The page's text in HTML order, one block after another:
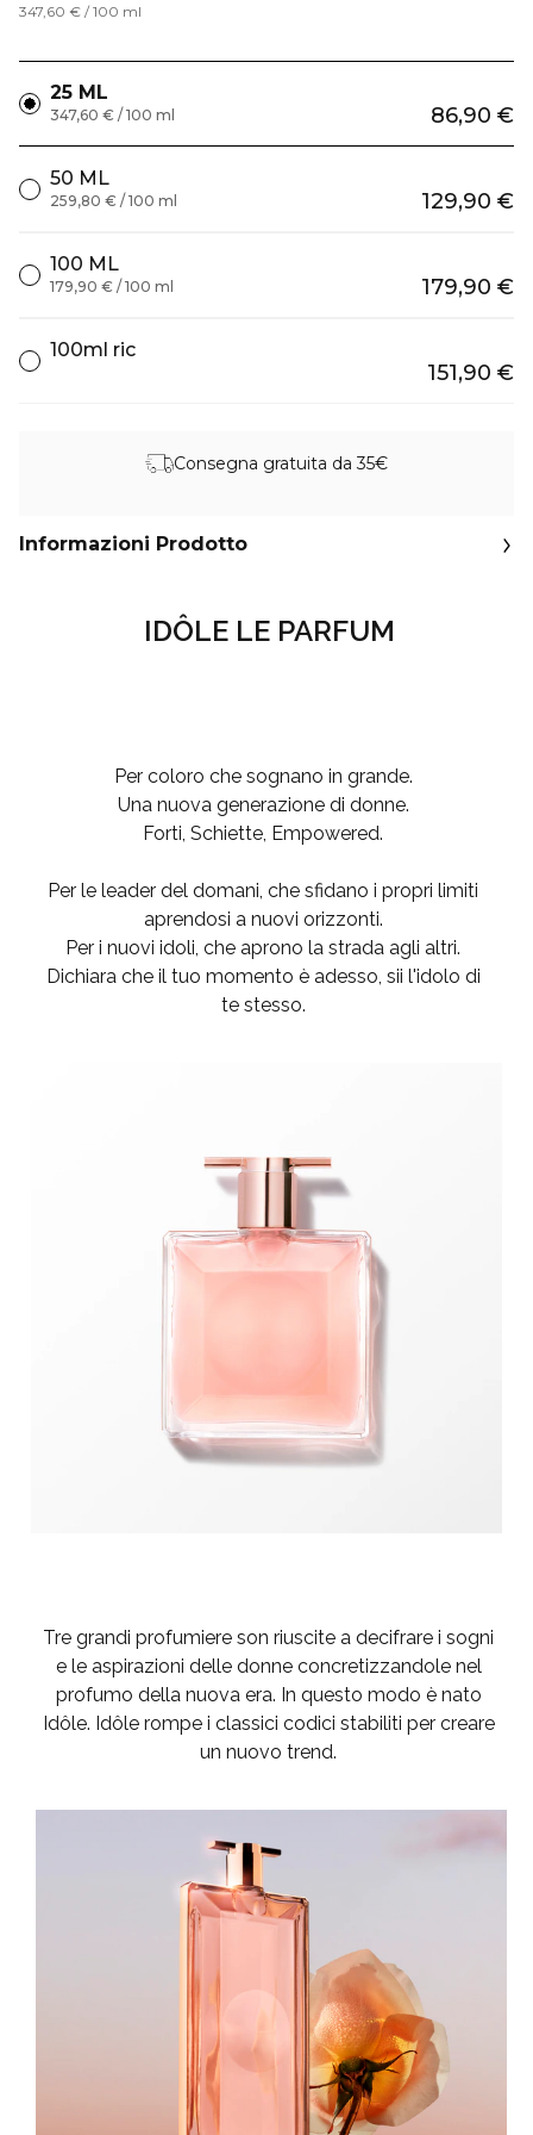
347,60 € / 100 ml
25 ML
86,90 €
347,60 € / 100 ml
50 ML
129,90 €
259,80 € / 100 ml
100 ML
179,90 €
179,90 € / 100 ml
100ml ric
151,90 €
Consegna gratuita da 35€
Informazioni Prodotto
IDÔLE LE PARFUM
Per coloro che sognano in grande.
Una nuova generazione di donne.
Forti, Schiette, Empowered.
Per le leader del domani, che sfidano i propri limiti
aprendosi a nuovi orizzonti.
Per i nuovi idoli, che aprono la strada agli altri.
Dichiara che il tuo momento è adesso, sii l'idolo di
te stesso.
Tre grandi profumiere son riuscite a decifrare i sogni
e le aspirazioni delle donne concretizzandole nel
profumo della nuova era. In questo modo è nato
Idôle. Idôle rompe i classici codici stabiliti per creare
un nuovo trend.